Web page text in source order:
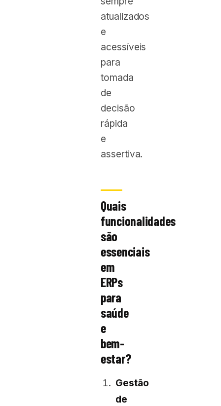
atualizados
e
acessíveis
para
tomada
de
decisão
rápida
e
assertiva.
Quais
funcionalidades
são
essenciais
em
ERPs
para
saúde
e
bem-
estar?
Gestão
de